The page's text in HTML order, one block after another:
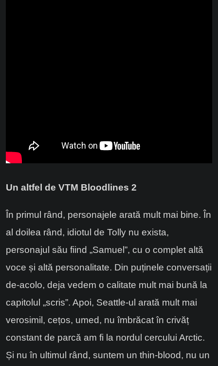
Un altfel de VTM Bloodlines 2
În primul rând, personajele arată mult mai bine. În
al doilea rând, idiotul de Tolly nu exista,
personajul său fiind „Samuel”, cu o complet altă
voce și altă personalitate. Din puținele conversații
de-acolo, deja vedem o calitate mult mai bună la
capitolul „scris”. Apoi, Seattle-ul arată mult mai
verosimil, cețos, umed, nu îmbrăcat în crivăț
constant de parcă am fi la nordul cercului Arctic.
Și nu în ultimul rând, suntem un thin-blood, nu un